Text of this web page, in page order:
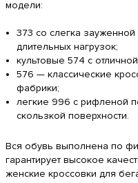
модели:
373 со слегка зауженной
длительных нагрузок;
культовые 574 с
576 — классические
фабрики;
легкие 996 с рифленой
скользкой поверхности.
Вся обувь выполнена по
гарантирует высокое
женские кроссовки для